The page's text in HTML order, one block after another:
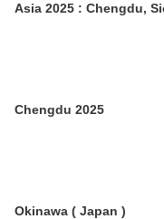
Asia 2025 : Chengdu,
Chengdu 2025
Okinawa ( Japan )